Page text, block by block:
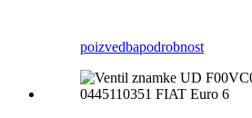
poizvedbapodrobnost